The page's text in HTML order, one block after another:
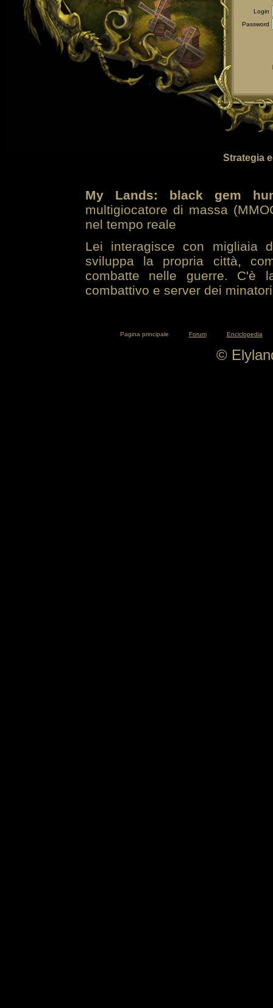
Login
Password
Strategia
My Lands: black gem
multigiocatore di massa
nel tempo reale
Lei interagisce con migliaia
sviluppa la propria città,
combatte nelle guerre. C'è
combattivo e server dei
Pagina principale Forum Enciclopedia
©